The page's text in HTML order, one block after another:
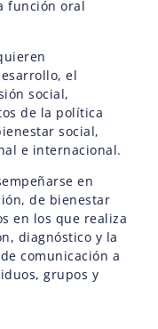
función oral
el
social,
de la política
social,
e internacional.
en
de bienestar
en los que realiza
diagnóstico y la
comunicación a
grupos y